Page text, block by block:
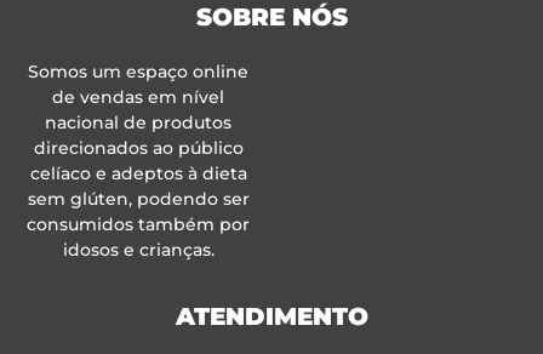
SOBRE NÓS
Somos um espaço online
de vendas em nível
nacional de produtos
direcionados ao público
celíaco e adeptos à dieta
sem glúten, podendo ser
consumidos também por
idosos e crianças.
ATENDIMENTO